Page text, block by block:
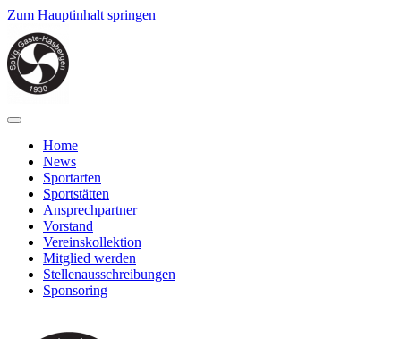
Zum Hauptinhalt springen
Home
News
Sportarten
Sportstätten
Ansprechpartner
Vorstand
Vereinskollektion
Mitglied werden
Stellenausschreibungen
Sponsoring